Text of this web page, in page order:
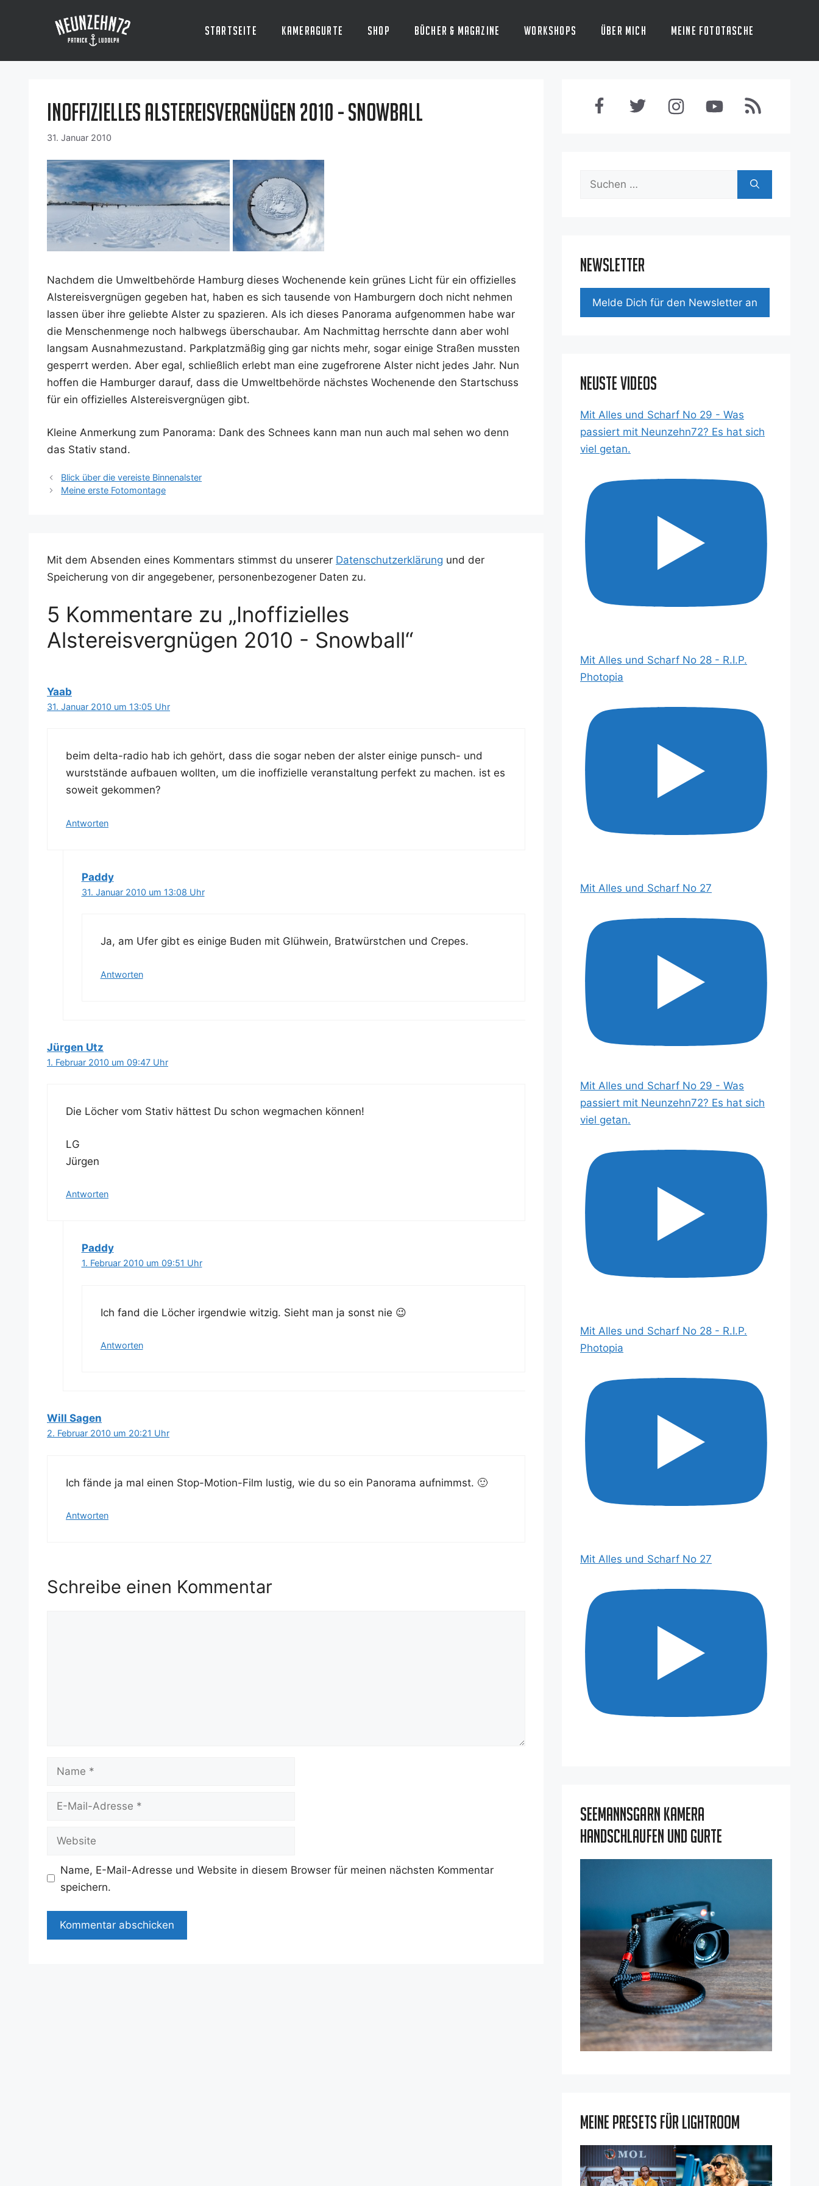
Startseite Kameragurte Shop Bücher & Magazine Workshops Über mich Meine Fototasche
Inoffizielles Alstereisvergnügen 2010 - Snowball
31. Januar 2010
Nach­dem die Umwelt­be­hör­de Ham­burg die­ses Wochen­en­de kein grü­nes Licht für ein offi­zi­el­les
Als­ter­eis­ver­gnü­gen gege­ben hat, haben es sich tau­sen­de von Ham­bur­gern doch nicht neh­men
las­sen über ihre gelieb­te Als­ter zu spa­zie­ren. Als ich die­ses Pan­ora­ma auf­ge­nom­men habe war
die Men­schen­men­ge noch halb­wegs über­schau­bar. Am Nach­mit­tag herrsch­te dann aber wohl
lang­sam Aus­nah­me­zu­stand. Park­platz­mä­ßig ging gar nichts mehr, sogar eini­ge Stra­ßen muss­ten
gesperrt wer­den. Aber egal, schließ­lich erlebt man eine zuge­fro­re­ne Als­ter nicht jedes Jahr. Nun
hof­fen die Ham­bur­ger dar­auf, dass die Umwelt­be­hör­de nächs­tes Wochen­en­de den Start­schuss
für ein offi­zi­el­les Als­ter­eis­ver­gnü­gen gibt.
Klei­ne Anmer­kung zum Pan­ora­ma: Dank des Schnees kann man nun auch mal sehen wo denn
das Sta­tiv stand.
Blick über die vereiste Binnenalster
Meine erste Fotomontage
Mit dem Absenden eines Kommentars stimmst du unserer Datenschutzerklärung und der
Speicherung von dir angegebener, personenbezogener Daten zu.
5 Kommentare zu „Inoffizielles
Alstereisvergnügen 2010 - Snowball“
Yaab
31. Januar 2010 um 13:05 Uhr
beim del­ta-radio hab ich gehört, dass die sogar neben der als­ter eini­ge punsch- und
wurst­stän­de auf­bau­en woll­ten, um die inof­fi­zi­el­le ver­an­stal­tung per­fekt zu machen. ist es
soweit gekommen?
Antworten
Paddy
31. Januar 2010 um 13:08 Uhr
Ja, am Ufer gibt es eini­ge Buden mit Glüh­wein, Brat­würst­chen und Crepes.
Antworten
Jürgen Utz
1. Februar 2010 um 09:47 Uhr
Die Löcher vom Sta­tiv hät­test Du schon weg­ma­chen können!
LG
Jürgen
Antworten
Paddy
1. Februar 2010 um 09:51 Uhr
Ich fand die Löcher irgend­wie wit­zig. Sieht man ja sonst nie 😉
Antworten
Will Sagen
2. Februar 2010 um 20:21 Uhr
Ich fän­de ja mal einen Stop-Moti­on-Film lus­tig, wie du so ein Pan­ora­ma aufnimmst. 🙂
Antworten
Schreibe einen Kommentar
Name
Adresse
Website
Name, E-Mail-Adresse und Website in diesem Browser für meinen nächsten Kommentar
speichern.
Suchen
Newsletter
Mel­de Dich für den News­let­ter an
Neuste Videos
Mit Alles und Scharf No 29 - Was
passiert mit Neunzehn72? Es hat sich
viel getan.
Mit Alles und Scharf No 28 - R.I.P.
Photopia
Mit Alles und Scharf No 27
Mit Alles und Scharf No 29 - Was
passiert mit Neunzehn72? Es hat sich
viel getan.
Mit Alles und Scharf No 28 - R.I.P.
Photopia
Mit Alles und Scharf No 27
Seemannsgarn Kamera
Handschlaufen und Gurte
Meine Presets für Lightroom